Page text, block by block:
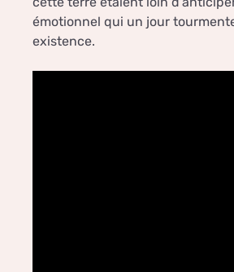
émotionnel qui un jour
existence.